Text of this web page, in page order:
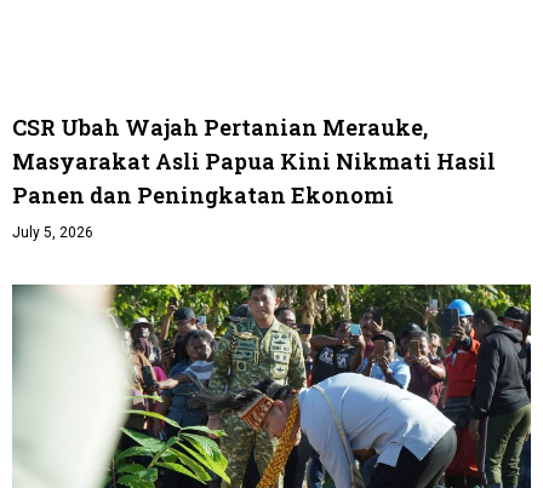
CSR Ubah Wajah Pertanian Merauke,
Masyarakat Asli Papua Kini Nikmati Hasil
Panen dan Peningkatan Ekonomi
July 5, 2026